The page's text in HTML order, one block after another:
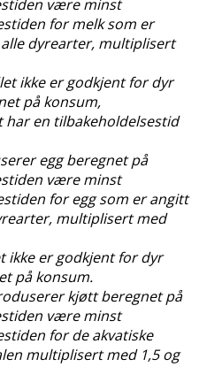
være minst
for melk som er
dyrearter, multiplisert
ikke er godkjent for dyr
på konsum,
har en tilbakeholdelsestid
egg beregnet på
være minst
for egg som er angitt
multiplisert med
ikke er godkjent for dyr
på konsum.
kjøtt beregnet på
være minst
for de akvatiske
multiplisert med 1,5 og